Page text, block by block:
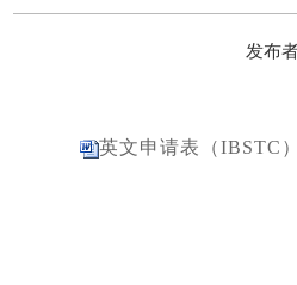
发布
英文申请表（IBSTC